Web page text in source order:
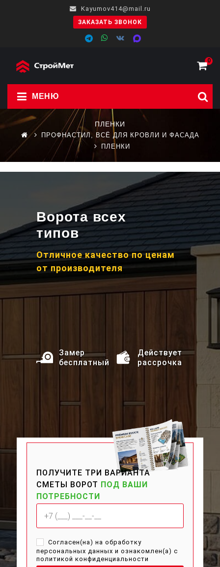
Kayumov414@mail.ru
ЗАКАЗАТЬ ЗВОНОК
0
МЕНЮ
ПЛЕНКИ
ПРОФНАСТИЛ, ВСЁ ДЛЯ КРОВЛИ И ФАСАДА
ПЛЕНКИ
ПОЛУЧИТЕ ТРИ ВАРИАНТА
СМЕТЫ ВОРОТ ПОД ВАШИ
ПОТРЕБНОСТИ
Согласен(на) на обработку
персональных данных и ознакомлен(а) с
политикой конфиденциальности
Замер
бесплатный
Действует
рассрочка
Ворота всех
типов
Отличное качество по ценам
от производителя